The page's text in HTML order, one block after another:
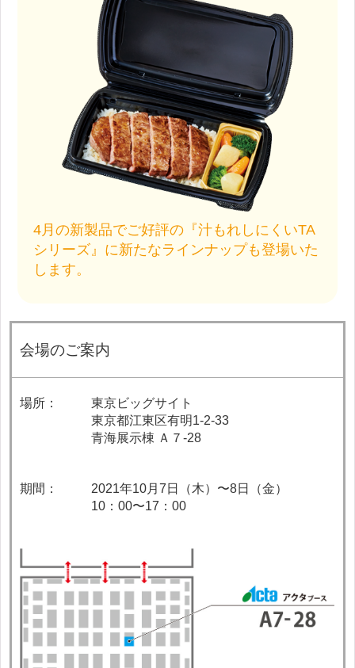
4月の新製品でご好評の『汁もれしにくいTA
シリーズ』に新たなラインナップも登場いた
します。
会場のご案内
場所：
東京ビッグサイト
東京都江東区有明1-2-33
青海展示棟 Ａ７-28
期間：
2021年10月7日（木）〜8日（金）
10：00〜17：00